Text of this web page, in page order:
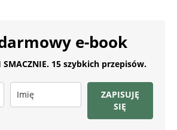
e-book
I SMACZNIE. 15 szybkich przepisów.
ZAPISUJĘ
SIĘ